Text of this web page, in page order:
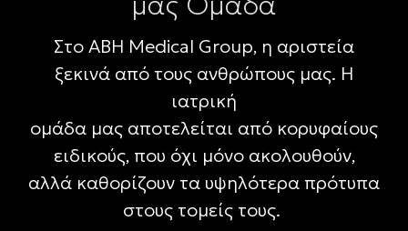
Στο ABH Medical Group, η αριστεία
ξεκινά από τους ανθρώπους μας. Η
ιατρική
ομάδα μας αποτελείται από κορυφαίους
ειδικούς, που όχι μόνο ακολουθούν,
αλλά καθορίζουν τα υψηλότερα πρότυπα
στους τομείς τους.